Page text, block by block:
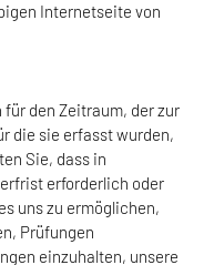
Internetseite von
den Zeitraum, der zur
die sie erfasst wurden,
Sie, dass in
erforderlich oder
uns zu ermöglichen,
Prüfungen
einzuhalten, unsere